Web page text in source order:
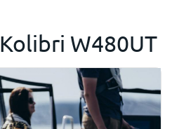
Kolibri W480UT